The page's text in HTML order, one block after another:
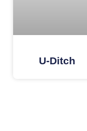
U-Ditch